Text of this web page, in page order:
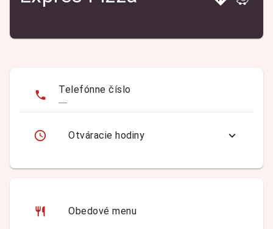
Telefónne číslo
—
Otváracie hodiny
Obedové menu